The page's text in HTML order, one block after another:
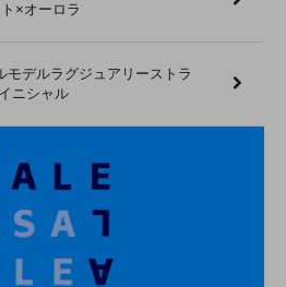
×オーロラ
モデルラグジュアリーストラ
ニシャル